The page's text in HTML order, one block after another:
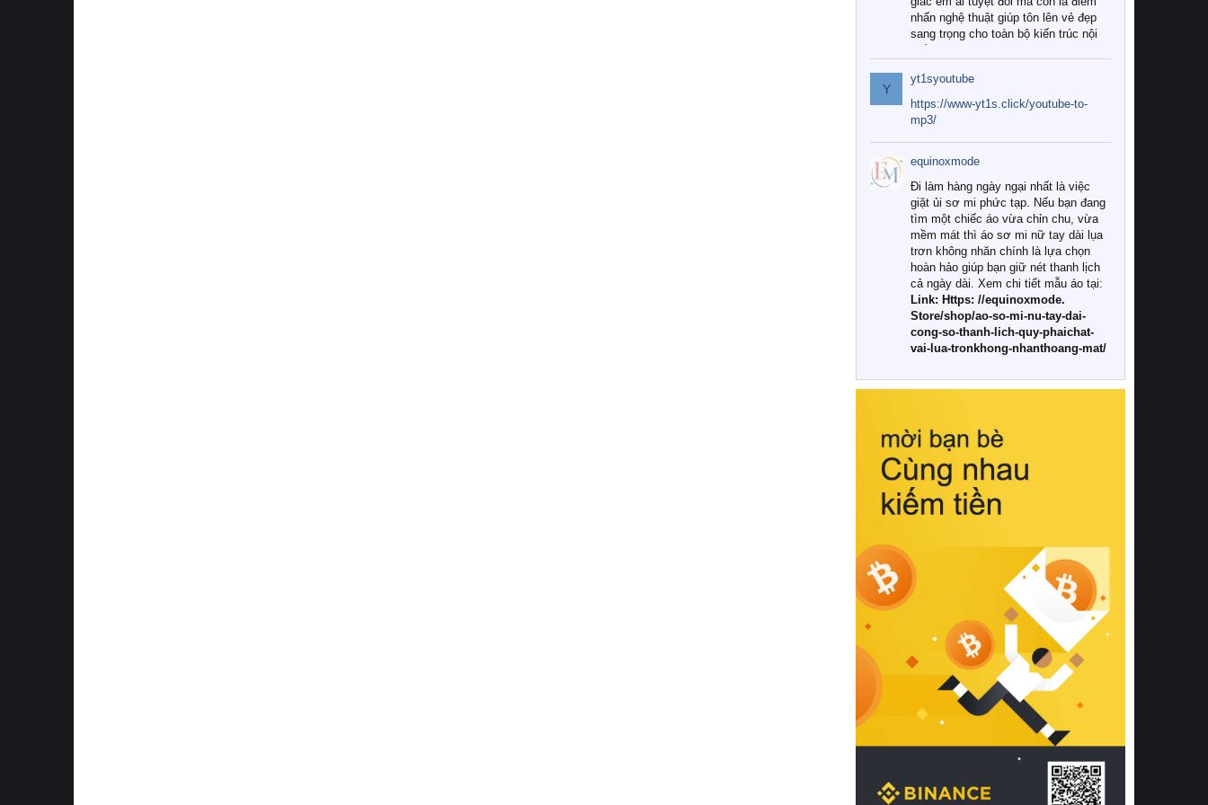
nhấn nghệ thuật giúp tôn lên vẻ đẹp
sang trọng cho toàn bộ kiến trúc nội
Tuy nhiên, giữa thị trường đa dạng
với vô vàn thương hiệu và mẫu mã
như hiện nay, làm thế nào để chọn
được những bộ chăn ga gối đệm cao
cấp thực sự chất lượng, phù hợp với
khí hậu và nhu cầu sử dụng của gia
đình? Hãy cùng chúng tôi đi tìm lời
giải đáp chi tiết qua bài viết dưới đây.
1. Tại sao các gia đình hiện đại lại ưa
chuộng chăn ga gối đệm cao cấp?
Khác với các dòng sản phẩm thông
thường, những bộ chăn ga gối đệm
cao cấp trải qua quy trình sản xuất
nghiêm ngặt từ khâu chọn lọc nguyên
liệu tự nhiên đến công nghệ dệt
nhuộm hiện đại không chứa hóa chất
này, bạn sẽ cảm nhận rõ rệt sự khác
hồi chuẩn xác của phần đệm nâng đỡ
cột sống.
Bên cạnh đó, việc lựa chọn các dòng
sản phẩm đạt chuẩn chất lượng quốc
tế còn giúp ngăn ngừa tình trạng kích
khuẩn và nấm mốc trong điều kiện
thời tiết nóng ẩm. Bạn có thể tìm hiểu
thêm các nghiên cứu khoa học về tác
động của giấc ngủ và môi trường
phòng ngủ đối với sức khỏe con
người tại Sleep Foundation (External
Link) để có cái nhìn toàn diện hơn.
2. Các tiêu chí vàng khi lựa chọn
chăn ga gối đệm cao cấp cho phòng
ngủ
Để sở hữu một bộ chăn ga gối đệm
cao cấp hoàn hảo cả về thẩm mỹ lẫn
công năng, người tiêu dùng cần cân
nhắc kỹ lưỡng các tiêu chí quan trọng
Y
yt1syoutube
https://www-yt1s.click/youtube-to-
mp3/
equinoxmode
Đi làm hàng ngày ngại nhất là việc
giặt ủi sơ mi phức tạp. Nếu bạn đang
tìm một chiếc áo vừa chỉn chu, vừa
mềm mát thì áo sơ mi nữ tay dài lụa
trơn không nhăn chính là lựa chọn
hoàn hảo giúp bạn giữ nét thanh lịch
cả ngày dài. Xem chi tiết mẫu áo tại:
Link: Https: //equinoxmode.
Store/shop/ao-so-mi-nu-tay-dai-
cong-so-thanh-lich-quy-phaichat-
vai-lua-tronkhong-nhanthoang-mat/